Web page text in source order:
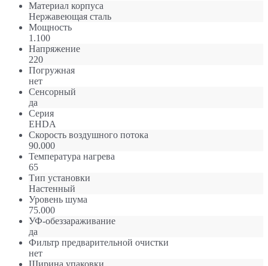
Материал корпуса
Нержавеющая сталь
Мощность
1.100
Напряжение
220
Погружная
нет
Сенсорный
да
Серия
EHDA
Скорость воздушного потока
90.000
Температура нагрева
65
Тип установки
Настенный
Уровень шума
75.000
УФ-обеззараживание
да
Фильтр предварительной очистки
нет
Ширина упаковки